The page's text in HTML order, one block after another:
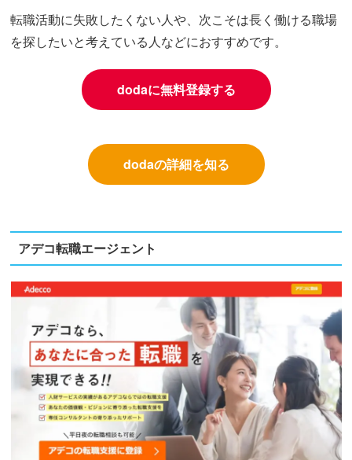
転職活動に失敗したくない人や、次こそは長く働ける職場
を探したいと考えている人などにおすすめです。
dodaに無料登録する
dodaの詳細を知る
アデコ転職エージェント